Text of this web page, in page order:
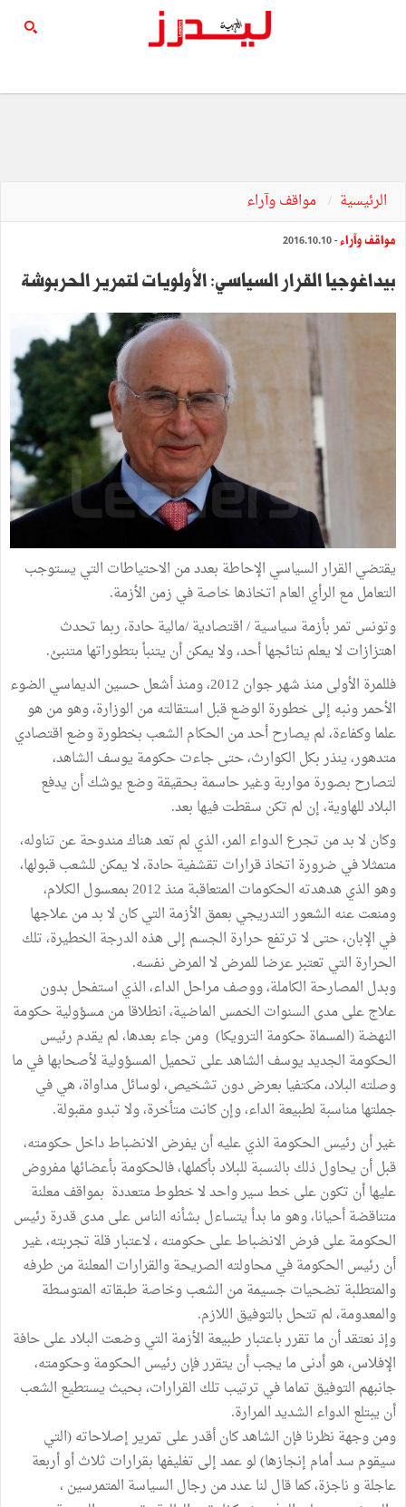
الرئيسية مواقف وآراء
مواقف وآراء- 2016.10.10
بيداغوجيا القرار السياسي: الأولويات لتمرير الحربوشة
يقتضي القرار السياسي الإحاطة بعدد من الاحتياطات التي يستوجب
التعامل مع الرأي العام اتخاذها خاصة في زمن الأزمة.
وتونس تمر بأزمة سياسية / اقتصادية /مالية حادة، ربما تحدث
اهتزازات لا يعلم نتائجها أحد، ولا يمكن أن يتنبأ بتطوراتها متنبئ.
فللمرة الأولى منذ شهر جوان 2012، ومنذ أشعل حسين الديماسي الضوء
الأحمر ونبه إلى خطورة الوضع قبل استقالته من الوزارة، وهو من هو
علما وكفاءة، لم يصارح أحد من الحكام الشعب بخطورة وضع اقتصادي
متدهور، ينذر بكل الكوارث، حتى جاءت حكومة يوسف الشاهد،
لتصارح بصورة مواربة وغير حاسمة بحقيقة وضع يوشك أن يدفع
البلاد للهاوية، إن لم تكن سقطت فيها بعد.
وكان لا بد من تجرع الدواء المر، الذي لم تعد هناك مندوحة عن تناوله،
متمثلا في ضرورة اتخاذ قرارات تقشفية حادة، لا يمكن للشعب قبولها،
وهو الذي هدهدته الحكومات المتعاقبة منذ 2012 بمعسول الكلام،
ومنعت عنه الشعور التدريجي بعمق الأزمة التي كان لا بد من علاجها
في الإبان، حتى لا ترتفع حرارة الجسم إلى هذه الدرجة الخطيرة، تلك
الحرارة التي تعتبر عرضا للمرض لا المرض نفسه.
وبدل المصارحة الكاملة، ووصف مراحل الداء، الذي استفحل بدون
علاج على مدى السنوات الخمس الماضية، انطلاقا من مسؤولية حكومة
النهضة (المسماة حكومة الترويكا) ومن جاء بعدها، لم يقدم رئيس
الحكومة الجديد يوسف الشاهد على تحميل المسؤولية لأصحابها في ما
وصلته البلاد، مكتفيا بعرض دون تشخيص، لوسائل مداواة، هي في
جملتها مناسبة لطبيعة الداء، وإن كانت متأخرة، ولا تبدو مقبولة.
غير أن رئيس الحكومة الذي عليه أن يفرض الانضباط داخل حكومته،
قبل أن يحاول ذلك بالنسبة للبلاد بأكملها، فالحكومة بأعضائها مفروض
عليها أن تكون على خط سير واحد لا خطوط متعددة بمواقف معلنة
متناقضة أحيانا، وهو ما بدأ يتساءل بشأنه الناس على مدى قدرة رئيس
الحكومة على فرض الانضباط على حكومته ، لاعتبار قلة تجربته، غير
أن رئيس الحكومة في محاولته الصريحة والقرارات المعلنة من طرفه
والمتطلبة تضحيات جسيمة من الشعب وخاصة طبقاته المتوسطة
والمعدومة، لم تتحل بالتوفيق اللازم.
وإذ نعتقد أن ما تقرر باعتبار طبيعة الأزمة التي وضعت البلاد على حافة
الإفلاس، هو أدنى ما يجب أن يتقرر فإن رئيس الحكومة وحكومته،
جانبهم التوفيق تماما في ترتيب تلك القرارات، بحيث يستطيع الشعب
أن يبتلع الدواء الشديد المرارة.
ومن وجهة نظرنا فإن الشاهد كان أقدر على تمرير إصلاحاته (التي
سيقوم سد أمام إنجازها) لو عمد إلى تغليفها بقرارات ثلاث أو أربعة
عاجلة و ناجزة، كما قال لنا عدد من رجال السياسة المتمرسين ،